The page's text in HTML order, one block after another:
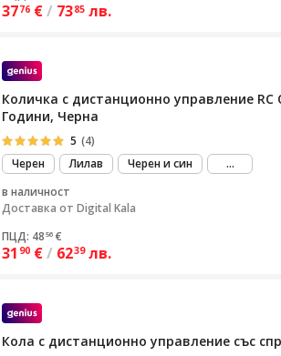
3776 €/ 7385 лв.
Количка с дистанционно управление
Години, Черна
5 (4)
Черен
Лилав Черен и син ...виж
в наличност
Доставка от Digital Kala
ПЦД: 48 56 €
31 90 €/ 6239 лв.
Кола с дистанционно управление със